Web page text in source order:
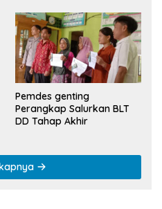
Pemdes genting
Perangkap Salurkan BLT
DD Tahap Akhir